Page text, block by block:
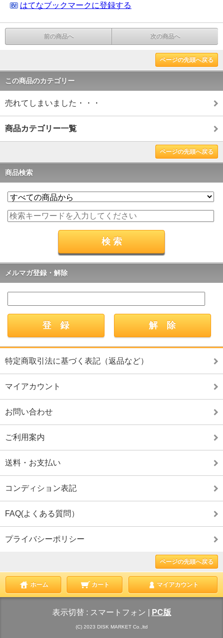
はてなブックマークに登録する
前の商品へ 次の商品へ
ページの先頭へ戻る
この商品のカテゴリー
売れてしまいました・・・
商品カテゴリー一覧
ページの先頭へ戻る
商品検索
メルマガ登録・解除
特定商取引法に基づく表記（返品など）
マイアカウント
お問い合わせ
ご利用案内
送料・お支払い
コンディション表記
FAQ(よくある質問）
プライバシーポリシー
ページの先頭へ戻る
ホーム カート マイアカウント
表示切替 : スマートフォン PC版
(C) 2023 DISK MARKET Co.,ltd